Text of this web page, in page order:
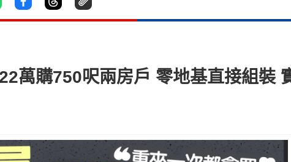
萬購750呎兩房戶 零地基直接組裝